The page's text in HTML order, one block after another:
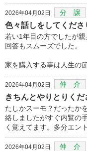
2026年04月02日 分 譲
色々話しをしてくだ
若い1年目の方でしたが親
回答もスムーズでした。
家を購入する事は人生の
2026年04月02日 仲 介
きちんとやりとりく
たしかスーモ？だったか
絡しましたがすぐ内覧の
く覚えてます。多分エン
2026年04月02日 仲 介